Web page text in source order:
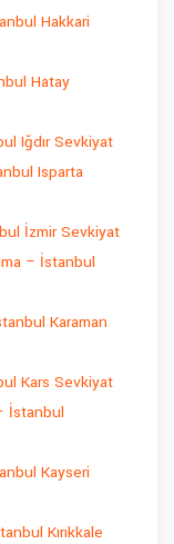
Hakkari
Hatay
Iğdır Sevkiyat
Isparta
İzmir Sevkiyat
– İstanbul
Karaman
Kars Sevkiyat
İstanbul
Kayseri
Kırıkkale